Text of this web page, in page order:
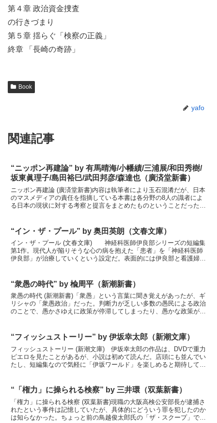
第４章 政治資金捜査
の行きづまり
第５章 揺らぐ「検察の正義」
終章 「長崎の奇跡」
Book
yafo
関連記事
“ニッポン再建論” by 有馬晴海/小幡績/三浦展/和田秀樹/
坂東眞理子/島田裕巳/武田邦彦/森達也（廣済堂新書）
ニッポン再建論 (廣済堂新書)内容は執筆者により玉石混淆だが、日本
のマスメディアの責任を指摘している本書は各分野の8人の識者によ
る日本の現状に対する考察と提言をまとめたものということだったの
“イン・ザ・プール” by 奥田英朗（文春文庫）
イン・ザ・プール (文春文庫) 神経科医師伊良部シリーズの短編集
第1作。現代人が陥りそうな心の病を抱えた「患者」を「神経科医師
伊良部」が治療していくという設定だ。表面的には伊良部と看護婦マ
“衆愚の時代” by 楡周平（新潮新書）
衆愚の時代 (新潮新書)「衆愚」という言葉に聞き覚えがあったが、ギ
リシャの「衆愚政治」だった。判断力が乏しい多数の愚民による政治
のことで、愚かさゆえに政策が停滞してしまったり、愚かな政策が実
“フィッシュストーリー” by 伊坂幸太郎（新潮文庫）
フィッシュストーリー (新潮文庫) 伊坂幸太郎の作品は、DVDで重力
ピエロを見たことがあるが、小説は初めて読んだ。店頭にも並んでい
たし、短編集なので気軽に「伊坂ワールド」を楽しめると期待してい
“「権力」に操られる検察” by 三井環（双葉新書）
「権力」に操られる検察 (双葉新書)現職の大阪高検公安部長が逮捕さ
れたという事件は記憶していたが、具体的にどういう罪を犯したのか
は知らなかった。ちょっと前の鳥越俊太郎氏の「ザ・スクープ」で三